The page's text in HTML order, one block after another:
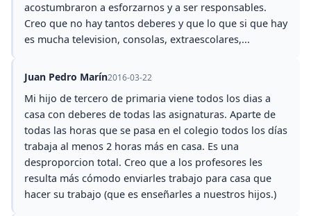
acostumbraron a esforzarnos y a ser responsables.
Creo que no hay tantos deberes y que lo que si que hay
es mucha television, consolas, extraescolares,...
Juan Pedro Marín2016-03-22
Mi hijo de tercero de primaria viene todos los dias a
casa con deberes de todas las asignaturas. Aparte de
todas las horas que se pasa en el colegio todos los días
trabaja al menos 2 horas más en casa. Es una
desproporcion total. Creo que a los profesores les
resulta más cómodo enviarles trabajo para casa que
hacer su trabajo (que es enseñarles a nuestros hijos.)